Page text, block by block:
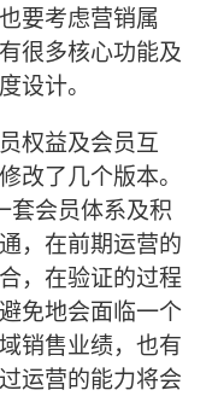
要考虑营销属
很多核心功能及
设计。
权益及会员互
改了几个版本。
套会员体系及积
，在前期运营的
，在验证的过程
免地会面临一个
销售业绩，也有
运营的能力将会